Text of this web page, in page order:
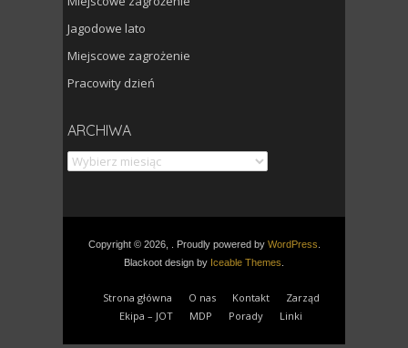
Jagodowe lato
Miejscowe zagrożenie
Pracowity dzień
ARCHIWA
Archiwa
Copyright © 2026, . Proudly powered by WordPress
Blackoot design by Iceable Themes
Strona główna O nas Kontakt
Zarząd
Ekipa – JOT
MDP Porady Linki